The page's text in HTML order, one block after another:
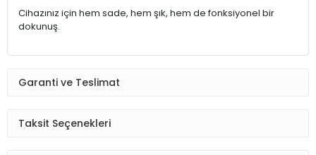
Cihazınız için hem sade, hem şık, hem de fonksiyonel bir
dokunuş.
Garanti ve Teslimat
Taksit Seçenekleri